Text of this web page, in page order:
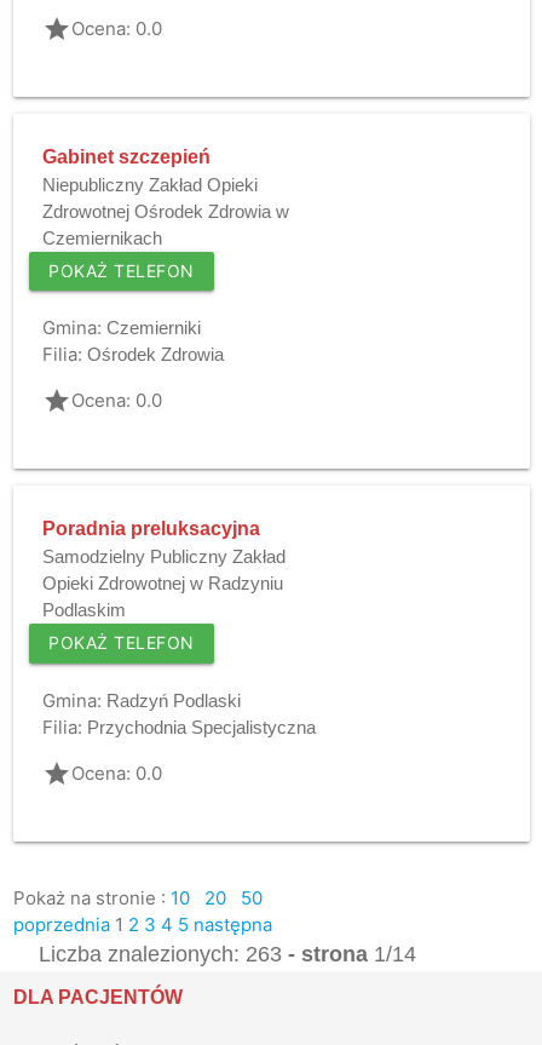
gradeOcena: 0.0
Gabinet szczepień
Niepubliczny Zakład Opieki
Zdrowotnej Ośrodek Zdrowia w
Czemiernikach
POKAŻ TELEFON
Gmina: Czemierniki
Filia: Ośrodek Zdrowia
gradeOcena: 0.0
Poradnia preluksacyjna
Samodzielny Publiczny Zakład
Opieki Zdrowotnej w Radzyniu
Podlaskim
POKAŻ TELEFON
Gmina: Radzyń Podlaski
Filia: Przychodnia Specjalistyczna
gradeOcena: 0.0
Pokaż na stronie : 10 20
50
poprzednia 1 2 3 4 5 następna
Liczba znalezionych: 263- strona 1/14
DLA PACJENTÓW